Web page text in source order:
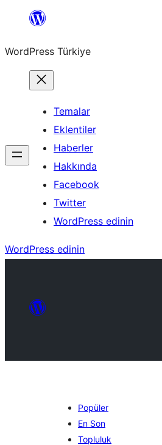
İçeriğe
WordPress Türkiye
Temalar
Eklentiler
Haberler
Hakkında
Facebook
Twitter
WordPress edinin
WordPress edinin
Popüler
En Son
Topluluk